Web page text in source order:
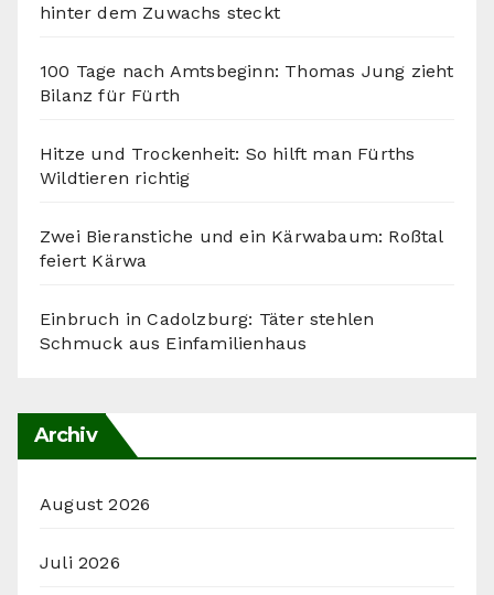
hinter dem Zuwachs steckt
100 Tage nach Amtsbeginn: Thomas Jung zieht
Bilanz für Fürth
Hitze und Trockenheit: So hilft man Fürths
Wildtieren richtig
Zwei Bieranstiche und ein Kärwabaum: Roßtal
feiert Kärwa
Einbruch in Cadolzburg: Täter stehlen
Schmuck aus Einfamilienhaus
Archiv
August 2026
Juli 2026